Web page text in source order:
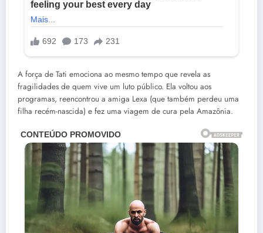
A força de Tati emociona ao mesmo tempo que revela as
fragilidades de quem vive um luto público. Ela voltou aos
programas, reencontrou a amiga Lexa (que também perdeu uma
filha recém-nascida) e fez uma viagem de cura pela Amazônia.